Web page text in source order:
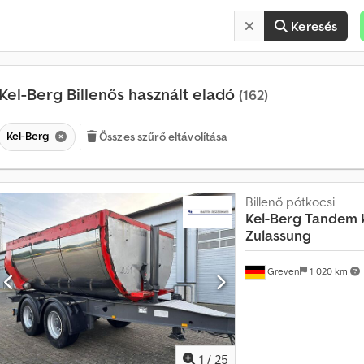
Keresés
Berg Billenős használt eladó (162)
Kel-Berg Összes szűrő eltávolítása
1 / 25
Greven 1 020 km
Billenő pótkocsi
Kel-Berg Tandem
Zulassung
É
r
t
é
k